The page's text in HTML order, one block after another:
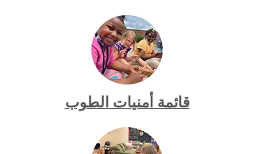
قائمة أمنيات الطوب